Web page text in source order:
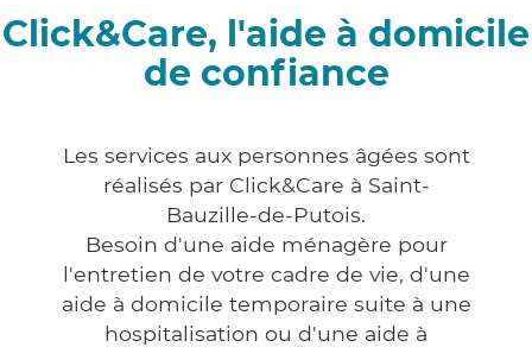
Click&Care, l'aide à domicile
de confiance
Les services aux personnes âgées sont
réalisés par Click&Care à Saint-
Bauzille-de-Putois.
Besoin d'une aide ménagère pour
l'entretien de votre cadre de vie, d'une
aide à domicile temporaire suite à une
hospitalisation ou d'une aide à